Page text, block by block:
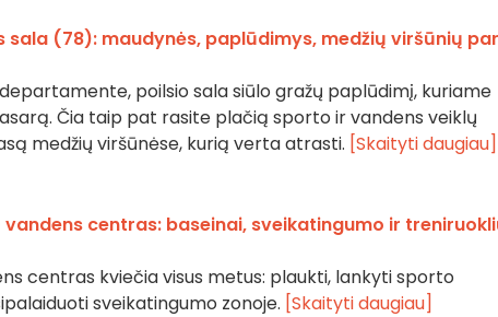
sala (78): maudynės, paplūdimys, medžių viršūnių
poilsio sala siūlo gražų paplūdimį, kuriame
Čia taip pat rasite plačią sporto ir vandens veiklų
medžių viršūnėse, kurią verta atrasti. [Skaityti daugiau]
centras: baseinai, sveikatingumo ir
centras kviečia visus metus: plaukti, lankyti sporto
sveikatingumo zonoje. [Skaityti daugiau]